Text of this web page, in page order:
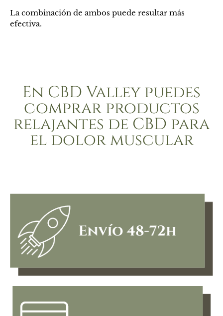
La combinación de ambos puede resultar más
efectiva.
En CBD Valley puedes
comprar productos
relajantes de CBD para
el dolor muscular